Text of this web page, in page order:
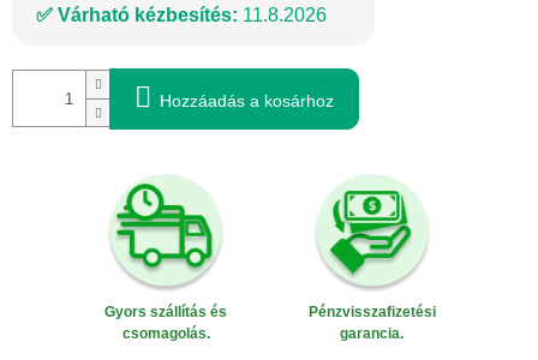
Várható kézbesítés: 11.8.2026
Hozzáadás a kosárhoz
Gyors szállítás és
csomagolás.
Pénzvisszafizetési
garancia.